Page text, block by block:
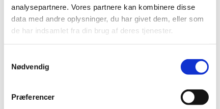
analysepartnere. Vores partnere kan kombinere disse
data med andre oplysninger, du har givet dem, eller som
de har indsamlet fra din brug af deres tjenester.
Nødvendig
Præferencer
Alder: Babysalmesang er egnet til babyer fra 2-10
måneder.
Tilmelding:
https://forms.churchdesk.com/f/YmxocJeZ3x
Vi glæder os til at byde dig og din baby velkommen til